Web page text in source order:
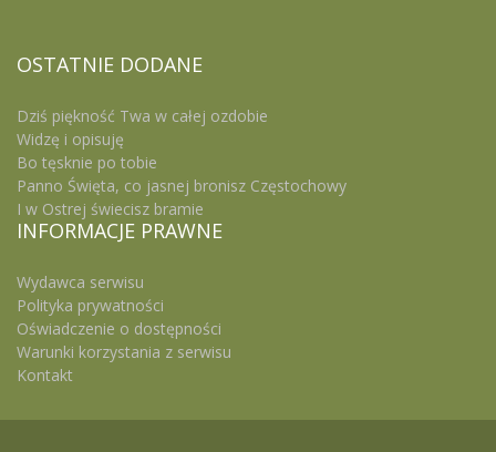
OSTATNIE DODANE
Dziś piękność Twa w całej ozdobie
Widzę i opisuję
Bo tęsknie po tobie
Panno Święta, co jasnej bronisz Częstochowy
I w Ostrej świecisz bramie
INFORMACJE PRAWNE
Wydawca serwisu
Polityka prywatności
Oświadczenie o dostępności
Warunki korzystania z serwisu
Kontakt